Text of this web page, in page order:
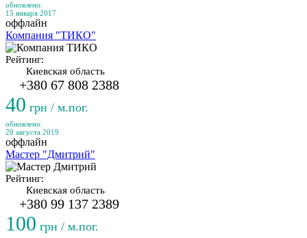
обновлено:
15 января 2017
оффлайн
Компания "ТИКО"
Рейтинг:
Киевская область
+380 67 808 2388
40 грн / м.пог.
обновлено:
20 августа 2019
оффлайн
Мастер "Дмитрий"
Рейтинг:
Киевская область
+380 99 137 2389
100 грн / м.пог.